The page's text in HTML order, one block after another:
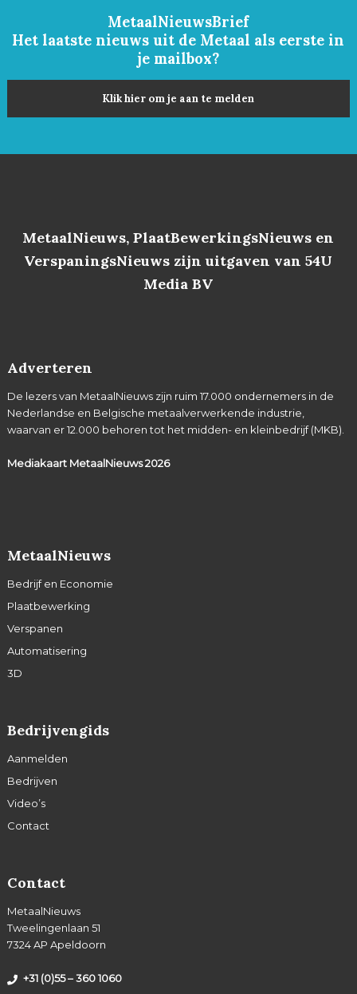
MetaalNieuwsBrief
Het laatste nieuws uit de Metaal als eerste in
je mailbox?
Klik hier om je aan te melden
MetaalNieuws, PlaatBewerkingsNieuws en
VerspaningsNieuws zijn uitgaven van 54U
Media BV
Adverteren
De lezers van MetaalNieuws zijn ruim 17.000 ondernemers in de
Nederlandse en Belgische metaalverwerkende industrie,
waarvan er 12.000 behoren tot het midden- en kleinbedrijf (MKB).
Mediakaart MetaalNieuws2026
MetaalNieuws
Bedrijf en Economie
Plaatbewerking
Verspanen
Automatisering
3D
Bedrijvengids
Aanmelden
Bedrijven
Video’s
Contact
Contact
MetaalNieuws
Tweelingenlaan 51
7324 AP Apeldoorn
+31 (0)55 – 360 1060